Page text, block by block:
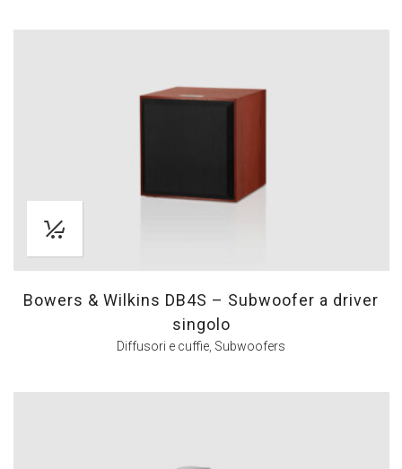
Bowers & Wilkins DB4S – Subwoofer a driver
singolo
Diffusori e cuffie, Subwoofers